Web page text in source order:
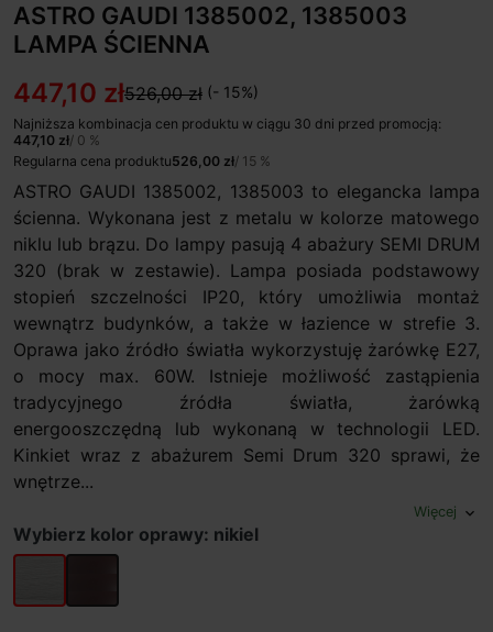
ASTRO GAUDI 1385002, 1385003
LAMPA ŚCIENNA
447,10 zł526,00 zł (- 15%)
Najniższa kombinacja cen produktu w ciągu 30 dni przed promocją:
447,10 zł/ 0 %
Regularna cena produktu526,00 zł/ 15 %
ASTRO GAUDI 1385002, 1385003 to elegancka lampa
ścienna. Wykonana jest z metalu w kolorze matowego
niklu lub brązu. Do lampy pasują 4 abażury SEMI DRUM
320 (brak w zestawie). Lampa posiada podstawowy
stopień szczelności IP20, który umożliwia montaż
wewnątrz budynków, a także w łazience w strefie 3.
Oprawa jako źródło światła wykorzystuję żarówkę E27,
o mocy max. 60W. Istnieje możliwość zastąpienia
tradycyjnego źródła światła, żarówką
energooszczędną lub wykonaną w technologii LED.
Kinkiet wraz z abażurem Semi Drum 320 sprawi, że
wnętrze...
Więcej expand_more
Wybierz kolor oprawy: nikiel
nikiel brąz